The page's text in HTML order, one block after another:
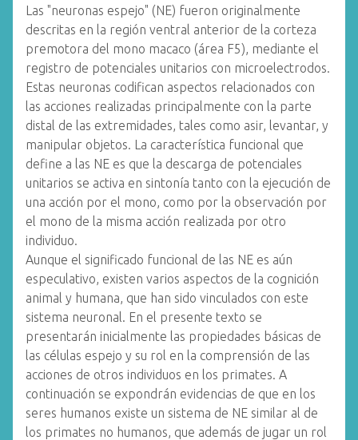
Las "neuronas espejo" (NE) fueron originalmente
descritas en la región ventral anterior de la corteza
premotora del mono macaco (área F5), mediante el
registro de potenciales unitarios con microelectrodos.
Estas neuronas codifican aspectos relacionados con
las acciones realizadas principalmente con la parte
distal de las extremidades, tales como asir, levantar, y
manipular objetos. La característica funcional que
define a las NE es que la descarga de potenciales
unitarios se activa en sintonía tanto con la ejecución de
una acción por el mono, como por la observación por
el mono de la misma acción realizada por otro
individuo.
Aunque el significado funcional de las NE es aún
especulativo, existen varios aspectos de la cognición
animal y humana, que han sido vinculados con este
sistema neuronal. En el presente texto se
presentarán inicialmente las propiedades básicas de
las células espejo y su rol en la comprensión de las
acciones de otros individuos en los primates. A
continuación se expondrán evidencias de que en los
seres humanos existe un sistema de NE similar al de
los primates no humanos, que además de jugar un rol